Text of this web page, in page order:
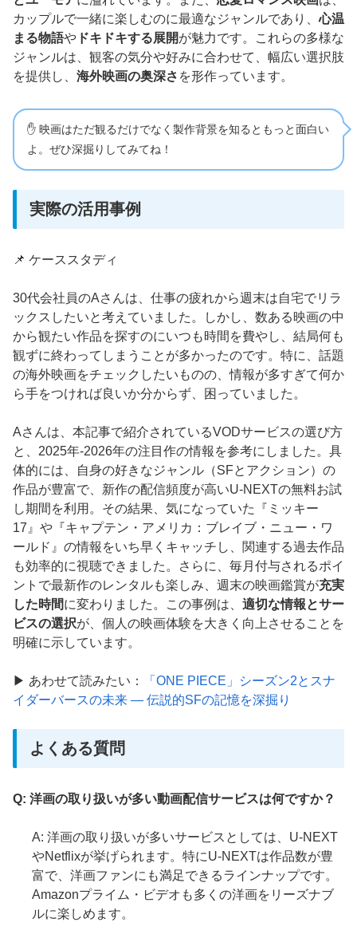
カップルで一緒に楽しむのに最適なジャンルであり、心温
まる物語や ドキドキする展開が魅力です。これらの多様な
ジャンルは、観客の気分や好みに合わせて、幅広い選択肢
を提供し、 海外映画の奥深さ を形作っています。
✋ 映画はただ観るだけでなく製作背景を知るともっと面白い
よ。ぜひ深掘りしてみてね！
実際の活用事例
📌 ケーススタディ
30代会社員のAさんは、仕事の疲れから週末は自宅でリラ
ックスしたいと考えていました。しかし、数ある映画の中
から観たい作品を探すのにいつも時間を費やし、結局何も
観ずに終わってしまうことが多かったのです。特に、話題
の海外映画をチェックしたいものの、情報が多すぎて何か
ら手をつければ良いか分からず、困っていました。
Aさんは、本記事で紹介されているVODサービスの選び方
と、2025年-2026年の注目作の情報を参考にしました。具
体的には、自身の好きなジャンル（SFとアクション）の
作品が豊富で、新作の配信頻度が高いU-NEXTの無料お試
し期間を利用。その結果、気になっていた『ミッキー
17』や『キャプテン・アメリカ：ブレイブ・ニュー・ワ
ールド』の情報をいち早くキャッチし、関連する過去作品
も効率的に視聴できました。さらに、毎月付与されるポイ
ントで最新作のレンタルも楽しみ、週末の映画鑑賞が充実
した時間に変わりました。この事例は、 適切な情報とサー
ビスの選択が、個人の映画体験を大きく向上させることを
明確に示しています。
▶ あわせて読みたい：
「ONE PIECE」シーズン2とスナ
イダーバースの未来 — 伝説的SFの記憶を深掘り
よくある質問
Q: 洋画の取り扱いが多い動画配信サービスは何ですか？
A: 洋画の取り扱いが多いサービスとしては、U-NEXT
やNetflixが挙げられます。特にU-NEXTは作品数が豊
富で、洋画ファンにも満足できるラインナップです。
Amazonプライム・ビデオも多くの洋画をリーズナブ
ルに楽しめます。